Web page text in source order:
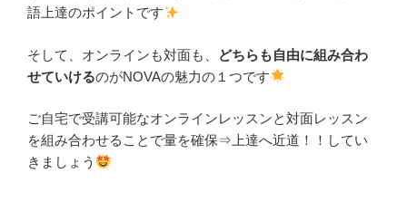
語上達のポイントです
そして、オンラインも対面も、
どちらも自由に組み合わ
せていけるのがNOVAの魅力の１つです
ご自宅で受講可能なオンラインレッスンと対面レッスン
を組み合わせることで量を確保⇒上達へ近道！！してい
きましょう